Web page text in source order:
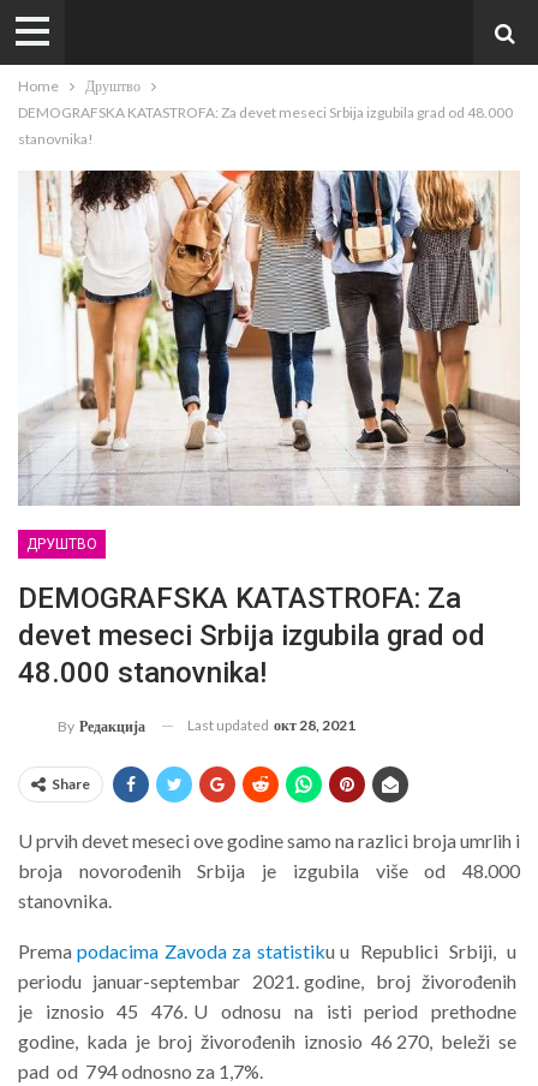
Home
Друштво
DEMOGRAFSKA KATASTROFA: Za devet meseci Srbija izgubila grad od 48.000
stanovnika!
ДРУШТВО
DEMOGRAFSKA KATASTROFA: Za
devet meseci Srbija izgubila grad od
48.000 stanovnika!
By Редакција Last updated окт 28, 2021
Share
U prvih devet meseci ove godine samo na razlici broja umrlih i
broja novorođenih Srbija je izgubila više od 48.000
stanovnika.
Premapodacima Zavoda za statistiku u Republici Srbiji, u
periodu januar-septembar 2021. godine, broj živorođenih
je iznosio 45 476. U odnosu na isti period prethodne
godine, kada je broj živorođenih iznosio 46 270, beleži se
pad od 794 odnosno za 1,7%.